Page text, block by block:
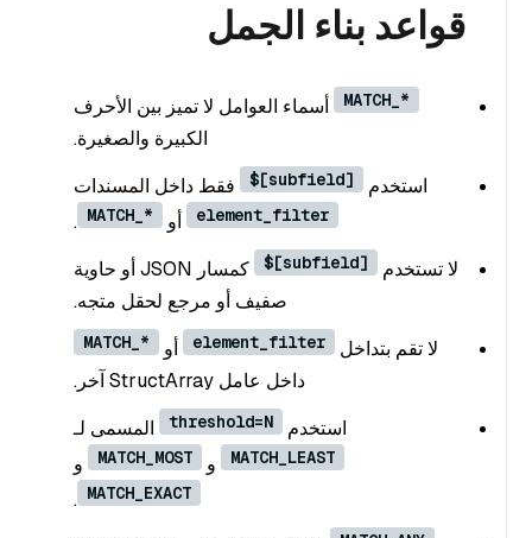
قواعد بناء الجمل
MATCH_*
أسماء العوامل لا تميز بين الأحرف
الكبيرة والصغيرة.
استخدم
$[subfield] فقط داخل المسندات
element_filter أو MATCH_*
.
لا تستخدم
$[subfield]
كمسار JSON أو حاوية
صفيف أو مرجع لحقل متجه.
لا تقم بتداخل
element_filter أو MATCH_*
داخل عامل StructArray آخر.
استخدم
threshold=N المسمى لـ
MATCH_LEAST و MATCH_MOST و
MATCH_EXACT
.